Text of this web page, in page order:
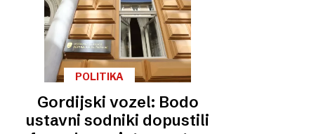
POLITIKA
Gordijski vozel: Bodo
ustavni sodniki dopustili